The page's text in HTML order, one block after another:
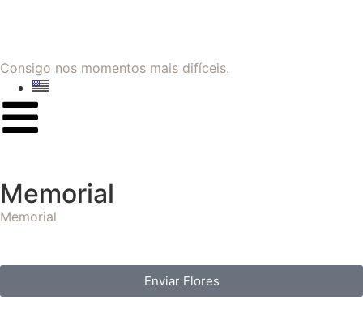
Consigo nos momentos mais difíceis.
Memorial
Memorial
Enviar Flores